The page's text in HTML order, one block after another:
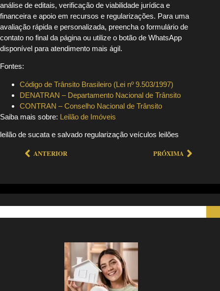
análise de editais, verificação de viabilidade jurídica e
financeira e apoio em recursos e regularizações. Para uma
avaliação rápida e personalizada, preencha o formulário de
contato no final da página ou utilize o botão de WhatsApp
disponível para atendimento mais ágil.
Fontes:
Código de Trânsito Brasileiro (Lei nº 9.503/1997)
DENATRAN – Departamento Nacional de Trânsito
CONTRAN – Conselho Nacional de Trânsito
Saiba mais sobre: Leilão de Imóveis
leilão de sucata e salvado regularização veículos leilões
ANTERIOR PRÓXIMA